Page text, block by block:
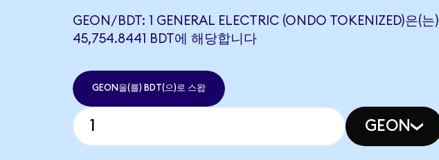
GEON/BDT: 1 GENERAL ELECTRIC (ONDO TOKENIZED)은(는)
45,754.8441 BDT에 해당합니다
GEON을(를) BDT(으)로 스왑
GEON